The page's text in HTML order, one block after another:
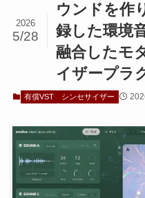
ウンドを作
録した環境
融合したモ
イザープラ
2026
5/28
有償VST シンセサイザー